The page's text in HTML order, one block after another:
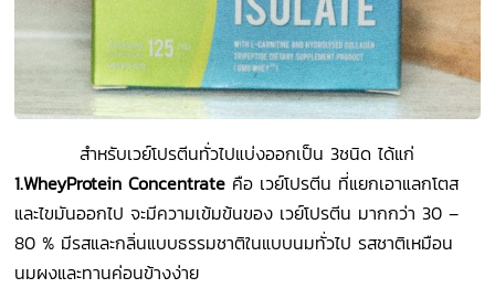
สำหรับเวย์โปรตีนทั่วไปแบ่งออกเป็น3ชนิด ได้แก่
1.WheyProtein Concentrate คือ เวย์โปรตีน ที่แยกเอาแลกโตส
และไขมันออกไป จะมีความเข้มข้นของ เวย์โปรตีน มากกว่า 30 –
80 % มีรสและกลิ่นแบบธรรมชาติในแบบนมทั่วไป รสชาติเหมือน
นมผงและทานค่อนข้างง่าย